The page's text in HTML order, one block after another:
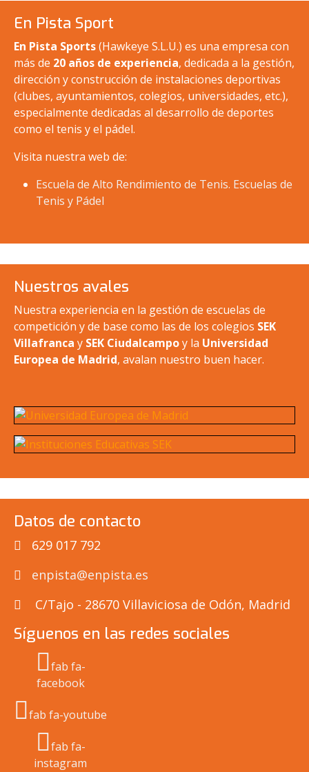
En Pista Sport
En Pista Sports(Hawkeye S.L.U.) es una empresa con
más de 20 años de experiencia, dedicada a la gestión,
dirección y construcción de instalaciones deportivas
(clubes, ayuntamientos, colegios, universidades, etc.),
especialmente dedicadas al desarrollo de deportes
como el tenis y el pádel.
Visita nuestra web de:
Escuela de Alto Rendimiento de Tenis. Escuelas de
Tenis y Pádel
Nuestros avales
Nuestra experiencia en la gestión de escuelas de
competición y de base como las de los colegios SEK
Villafranca y SEK Ciudalcampoy la Universidad
Europea de Madrid, avalan nuestro buen hacer.
Datos de contacto
629 017 792
enpista@enpista.es
C/Tajo - 28670 Villaviciosa de Odón, Madrid
Síguenos en las redes sociales
fab fa-
facebook
fab fa-youtube
fab fa-
instagram